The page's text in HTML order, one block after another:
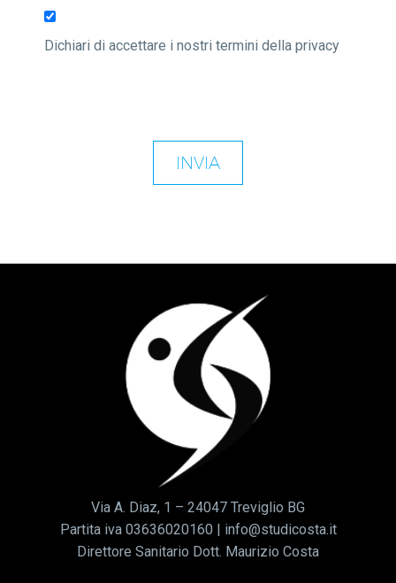
Dichiari di accettare i nostri termini della privacy
Via A. Diaz, 1 – 24047 Treviglio BG
Partita iva 03636020160 | info@studicosta.it
Direttore Sanitario Dott. Maurizio Costa